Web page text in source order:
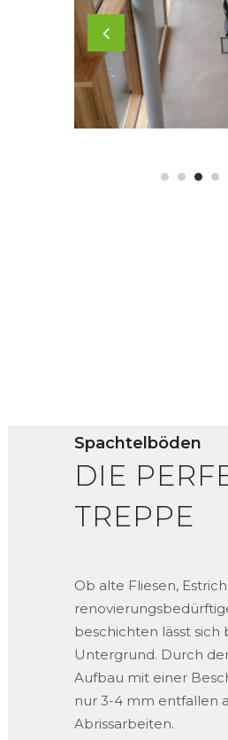
Spachtelböden
DIE
TREPPE
Ob alte Fliesen,
beschichten lässt sich
Untergrund. Durch
Aufbau mit einer
nur 3-4 mm entfallen
Abrissarbeiten.